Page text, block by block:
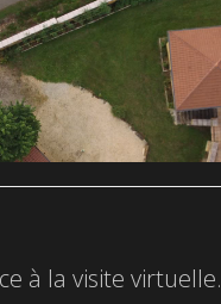
à la visite virtuelle.